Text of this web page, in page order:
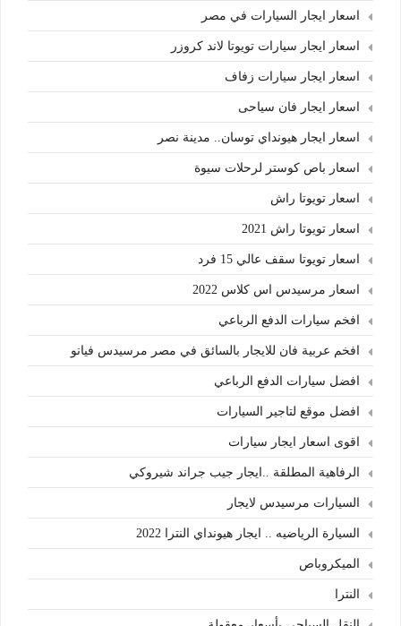
اسعار ايجار السيارات في مصر
اسعار ايجار سيارات تويوتا لاند كروزر
اسعار ايجار سيارات زفاف
اسعار ايجار فان سياحى
اسعار ايجار هيونداي توسان.. مدينة نصر
اسعار باص كوستر لرحلات سيوة
اسعار تويوتا راش
اسعار تويوتا راش 2021
اسعار تويوتا سقف عالي 15 فرد
اسعار مرسيدس اس كلاس 2022
افخم سيارات الدفع الرباعي
افخم عربية فان للايجار بالسائق في مصر مرسيدس فيانو
افضل سيارات الدفع الرباعي
افضل موقع لتاجير السيارات
اقوى اسعار ايجار سيارات
الرفاهية المطلقة ..ايجار جيب جراند شيروكي
السيارات مرسيدس لايجار
السيارة الرياضيه .. ايجار هيونداي النترا 2022
الميكروباص
النترا